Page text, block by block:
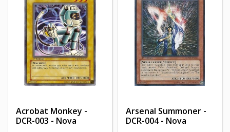
Acrobat Monkey -
DCR-003 - Nova
Arsenal Summoner -
DCR-004 - Nova